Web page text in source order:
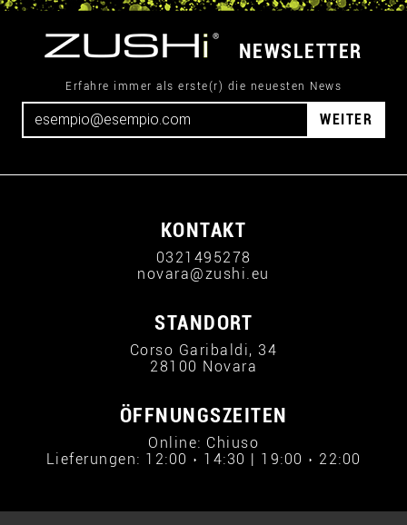
NEWSLETTER
Erfahre immer als erste(r) die neuesten News
WEITER
KONTAKT
0321495278
novara@zushi.eu
STANDORT
Corso Garibaldi, 34
28100 Novara
ÖFFNUNGSZEITEN
Online: Chiuso
Lieferungen: 12:00 › 14:30 | 19:00 › 22:00